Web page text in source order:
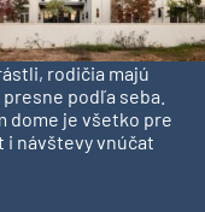
rodičia majú
podľa seba.
dome je všetko pre
i návštevy vnúčat